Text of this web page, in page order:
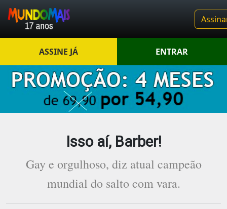
ASSINE JÁ ENTRAR
Isso aí, Barber!
Gay e orgulhoso, diz atual campeão
mundial do salto com vara.